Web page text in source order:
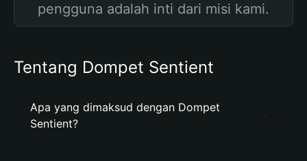
pengguna adalah inti dari misi kami.
Tentang Dompet Sentient
Apa yang dimaksud dengan Dompet
Sentient?